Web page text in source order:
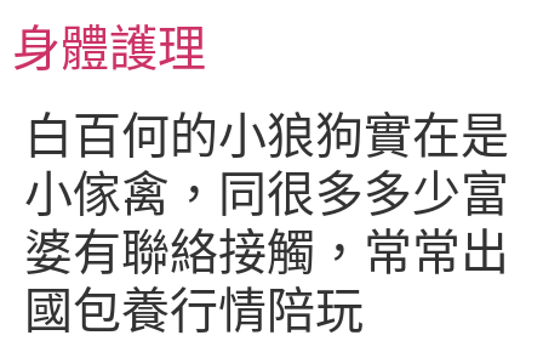
主身體護理
白百何的小狼狗實在是
小傢禽，同很多多少富
婆有聯絡接觸，常常出
國包養行情陪玩